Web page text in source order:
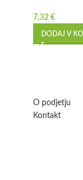
7,32 €
DODAJ V
O podjetju
Kontakt